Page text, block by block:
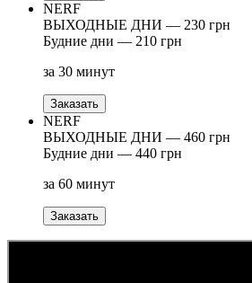
NERF
ВЫХОДНЫЕ ДНИ — 230 грн
Будние дни — 210 грн
за 30 минут
Заказать
NERF
ВЫХОДНЫЕ ДНИ — 460 грн
Будние дни — 440 грн
за 60 минут
Заказать